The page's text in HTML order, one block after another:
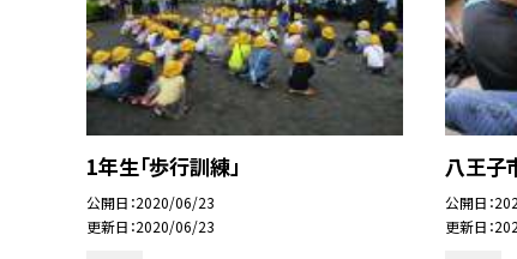
1年生「歩行訓練」
公開日 2020/06/23
更新日 2020/06/23
八王子
公開日
更新日